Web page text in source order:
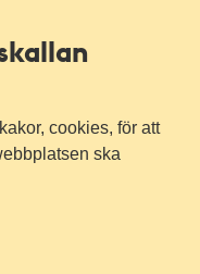
cookies, för att
ska